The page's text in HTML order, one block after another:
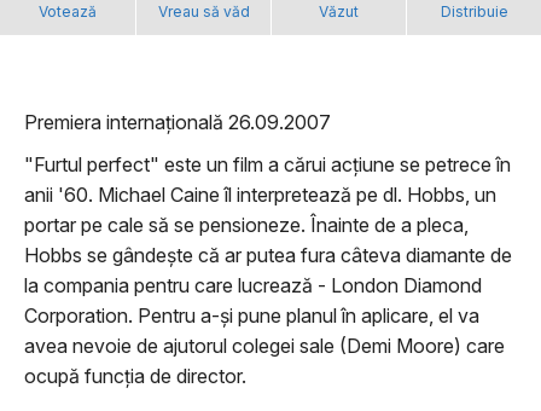
Votează Vreau să văd Văzut Distribuie
Premiera internațională 26.09.2007
"Furtul perfect" este un film a cărui acțiune se petrece în
anii '60. Michael Caine îl interpretează pe dl. Hobbs, un
portar pe cale să se pensioneze. Înainte de a pleca,
Hobbs se gândește că ar putea fura câteva diamante de
la compania pentru care lucrează - London Diamond
Corporation. Pentru a-și pune planul în aplicare, el va
avea nevoie de ajutorul colegei sale (Demi Moore) care
ocupă funcția de director.